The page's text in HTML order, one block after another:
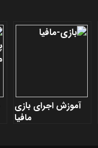
آموزش اجرای بازی
مافيا